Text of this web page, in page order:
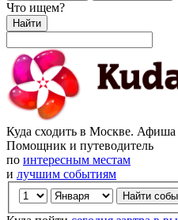
Что ищем?
Найти
Куда сходить в Москве. Афиша
Помощник и путеводитель
по интересным местам
и лучшим событиям